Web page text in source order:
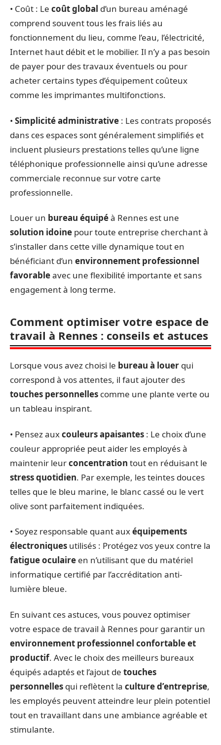
• Coût : Le coût global d’un bureau aménagé
comprend souvent tous les frais liés au
fonctionnement du lieu, comme l’eau, l’électricité,
Internet haut débit et le mobilier. Il n’y a pas besoin
de payer pour des travaux éventuels ou pour
acheter certains types d’équipement coûteux
comme les imprimantes multifonctions.
• Simplicité administrative : Les contrats proposés
dans ces espaces sont généralement simplifiés et
incluent plusieurs prestations telles qu’une ligne
téléphonique professionnelle ainsi qu’une adresse
commerciale reconnue sur votre carte
professionnelle.
Louer un bureau équipéà Rennes est une
solution idoine pour toute entreprise cherchant à
s’installer dans cette ville dynamique tout en
bénéficiant d’un environnement professionnel
favorableavec une flexibilité importante et sans
engagement à long terme.
Comment optimiser votre espace de
travail à Rennes : conseils et astuces
Lorsque vous avez choisi le bureau à louer qui
correspond à vos attentes, il faut ajouter des
touches personnelles comme une plante verte ou
un tableau inspirant.
• Pensez auxcouleurs apaisantes : Le choix d’une
couleur appropriée peut aider les employés à
maintenir leurconcentration tout en réduisant le
stress quotidien. Par exemple, les teintes douces
telles que le bleu marine, le blanc cassé ou le vert
olive sont parfaitement indiquées.
• Soyez responsable quant auxéquipements
électroniques utilisés : Protégez vos yeux contre la
fatigue oculaire en n’utilisant que du matériel
informatique certifié par l’accréditation anti-
lumière bleue.
En suivant ces astuces, vous pouvez optimiser
votre espace de travail à Rennes pour garantir un
environnement professionnel confortable et
productif. Avec le choix des meilleurs bureaux
équipés adaptés et l’ajout de touches
personnelles qui reflètent la culture d’entreprise,
les employés peuvent atteindre leur plein potentiel
tout en travaillant dans une ambiance agréable et
stimulante.